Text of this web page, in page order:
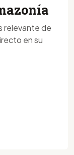
relevante de
en su